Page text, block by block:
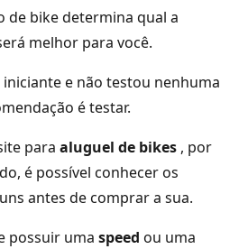
de bike determina qual a
melhor para você.
e não testou nenhuma
é testar.
para aluguel de bikes , por
é possível conhecer os
antes de comprar a sua.
possuir uma speed ou uma